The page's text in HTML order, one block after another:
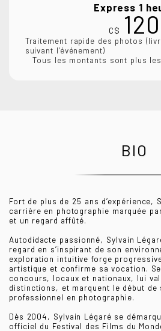
Express 1
C$ 120
Traitement rapide des photos
suivant l’événement)
Tous les montants sont plus
BIO
Fort de plus de 25 ans d’expérience,
carrière en photographie marquée
et un regard affûté.
Autodidacte passionné, Sylvain
regard en s’inspirant de son
exploration intuitive forge
artistique et confirme sa vocation.
concours, locaux et nationaux, lui
distinctions, et marquent le début de
professionnel en photographie.
Dès 2004, Sylvain Légaré se
officiel du Festival des Films du